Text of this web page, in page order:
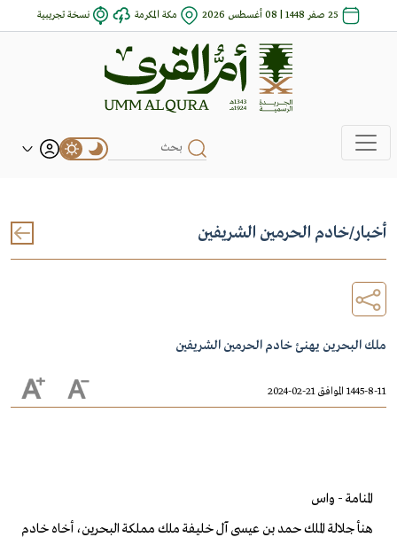
25 صفر 1448 | 08 أغسطس 2026 مكة المكرمة نسخة تجريبية
أخبار/خادم الحرمين الشريفين
ملك البحرين يهنئ خادم الحرمين الشريفين
1445-8-11 الموافق 21-02-2024
المنامة - واس
هنأ جلالة الملك حمد بن عيسى آل خليفة ملك مملكة البحرين، أخاه خادم